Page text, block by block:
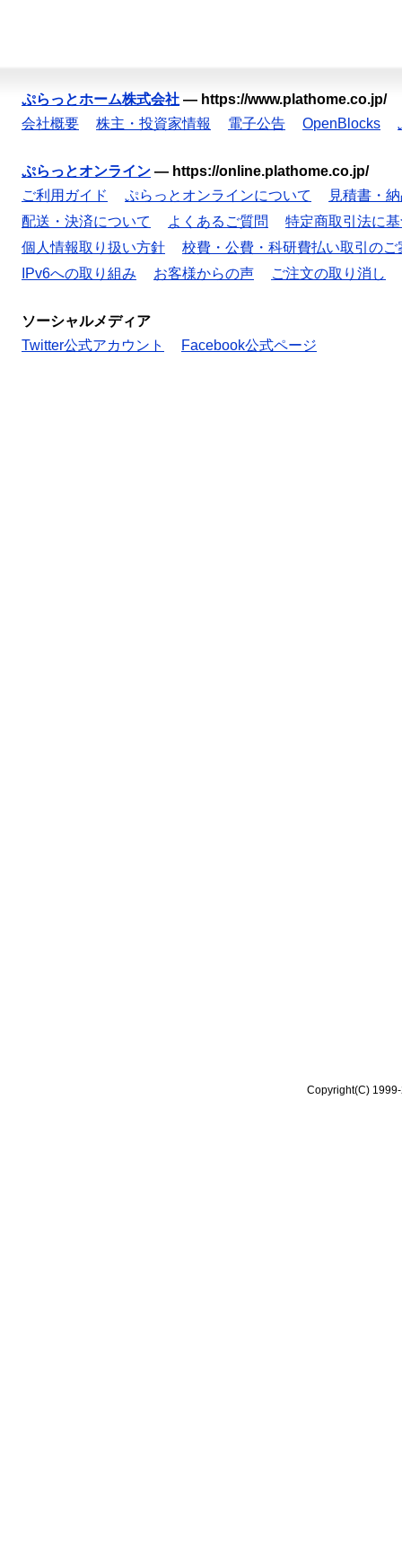
ぷらっとホーム株式会社 — https://www.plathome.co.jp/
会社概要
株主・投資家情報 電子公告 OpenBlocks
ぷらっとオンライン — https://online.plathome.co.jp/
ご利用ガイド
ぷらっとオンラインについて
見積書・
配送・決済について
よくあるご質問
特定商取引法に
個人情報取り扱い方針
校費・公費・科研費払い取引のご
IPv6への取り組み
お客様からの声 ご注文の取り消し
ソーシャルメディア
Twitter公式アカウント
Facebook公式ページ
Copyright(C)